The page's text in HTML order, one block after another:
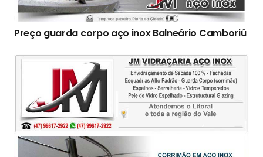
Preço guarda corpo aço inox Balneário Camboriú